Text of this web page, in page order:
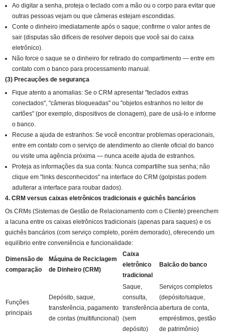
Ao digitar a senha, proteja o teclado com a mão ou o corpo para evitar que
outras pessoas vejam ou que câmeras estejam escondidas.
Conte o dinheiro imediatamente após o saque; confirme o valor antes de
sair (disputas são difíceis de resolver depois que você sai do caixa
eletrônico).
Não force o saque se o dinheiro for retirado do compartimento — entre em
contato com o banco para processamento manual.
(3) Precauções de segurança
Fique atento a anomalias: Se o CRM apresentar "teclados extras
conectados", "câmeras bloqueadas" ou "objetos estranhos no leitor de
cartões" (por exemplo, dispositivos de clonagem), pare de usá-lo e informe
o banco.
Recuse a ajuda de estranhos: Se você encontrar problemas operacionais,
entre em contato com o serviço de atendimento ao cliente oficial do banco
ou visite uma agência próxima — nunca aceite ajuda de estranhos.
Proteja as informações da sua conta: Nunca compartilhe sua senha; não
clique em "links desconhecidos" na interface do CRM (golpistas podem
adulterar a interface para roubar dados).
4. CRM versus caixas eletrônicos tradicionais e guichês bancários
Os CRMs (Sistemas de Gestão de Relacionamento com o Cliente) preenchem
a lacuna entre os caixas eletrônicos tradicionais (apenas para saques) e os
guichês bancários (com serviço completo, porém demorado), oferecendo um
equilíbrio entre conveniência e funcionalidade:
Dimensão de
comparação
Máquina de Reciclagem
de Dinheiro (CRM)
Caixa
eletrônico
tradicional
Balcão do banco
Funções
principais
Depósito, saque,
transferência, pagamento
de contas (multifuncional)
Saque,
consulta,
transferência
(sem
depósito)
Serviços completos
(depósito/saque,
abertura de conta,
empréstimos, gestão
de patrimônio)